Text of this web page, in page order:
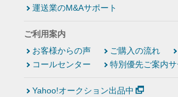
運送業のM&Aサポート
ご利用案内
お客様からの声
ご購入の流れ
コールセンター
特別優先ご案内サ
Yahoo!オークション出品中